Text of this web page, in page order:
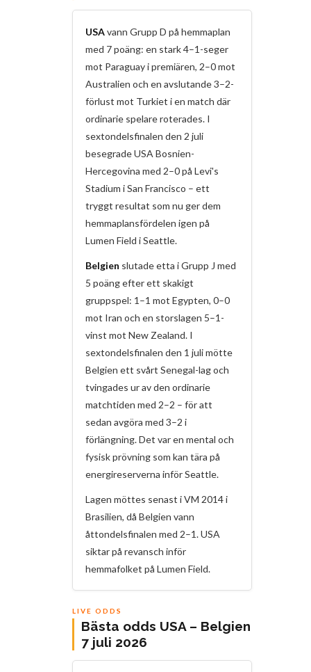
USAvann Grupp D på hemmaplan
med 7 poäng: en stark 4–1-seger
mot Paraguay i premiären, 2–0 mot
Australien och en avslutande 3–2-
förlust mot Turkiet i en match där
ordinarie spelare roterades. I
sextondelsfinalen den 2 juli
besegrade USA Bosnien-
Hercegovina med 2–0 på Levi's
Stadium i San Francisco – ett
tryggt resultat som nu ger dem
hemmaplansfördelen igen på
Lumen Field i Seattle.
Belgien slutade etta i Grupp J med
5 poäng efter ett skakigt
gruppspel: 1–1 mot Egypten, 0–0
mot Iran och en storslagen 5–1-
vinst mot New Zealand. I
sextondelsfinalen den 1 juli mötte
Belgien ett svårt Senegal-lag och
tvingades ur av den ordinarie
matchtiden med 2–2 – för att
sedan avgöra med 3–2 i
förlängning. Det var en mental och
fysisk prövning som kan tära på
energireserverna inför Seattle.
Lagen möttes senast i VM 2014 i
Brasilien, då Belgien vann
åttondelsfinalen med 2–1. USA
siktar på revansch inför
hemmafolket på Lumen Field.
LIVE ODDS
Bästa odds USA – Belgien
7 juli 2026